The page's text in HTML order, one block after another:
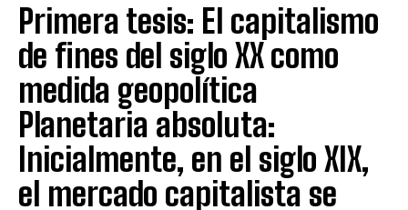
Primera tesis: El capitalismo
de fines del siglo XX como
medida geopolítica
Planetaria absoluta:
Inicialmente, en el siglo XIX,
el mercado capitalista se